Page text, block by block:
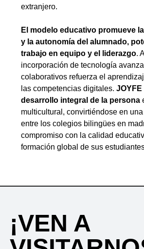
extranjero.
El modelo educativo promueve
y la autonomía del alumnado,
trabajo en equipo y el liderazgo.
incorporación de tecnología
colaborativos refuerza el
las competencias digitales. JOYFE
desarrollo integral de la persona
multicultural, convirtiéndose en
entre los colegios bilingües en
compromiso con la calidad
formación global de sus
¡VEN A